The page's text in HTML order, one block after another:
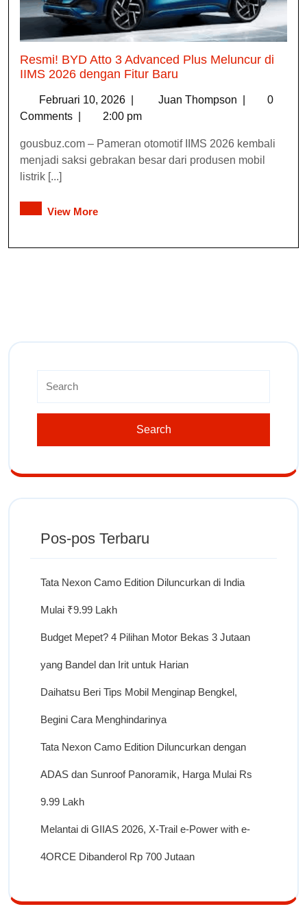
Resmi! BYD Atto 3 Advanced Plus Meluncur di
IIMS 2026 dengan Fitur Baru
Februari 10, 2026 Juan Thompson
0
Comments
2:00 pm
gousbuz.com – Pameran otomotif IIMS 2026 kembali
menjadi saksi gebrakan besar dari produsen mobil
listrik [...]
View More
Pos-pos Terbaru
Tata Nexon Camo Edition Diluncurkan di India
Mulai ₹9.99 Lakh
Budget Mepet? 4 Pilihan Motor Bekas 3 Jutaan
yang Bandel dan Irit untuk Harian
Daihatsu Beri Tips Mobil Menginap Bengkel,
Begini Cara Menghindarinya
Tata Nexon Camo Edition Diluncurkan dengan
ADAS dan Sunroof Panoramik, Harga Mulai Rs
9.99 Lakh
Melantai di GIIAS 2026, X-Trail e-Power with e-
4ORCE Dibanderol Rp 700 Jutaan